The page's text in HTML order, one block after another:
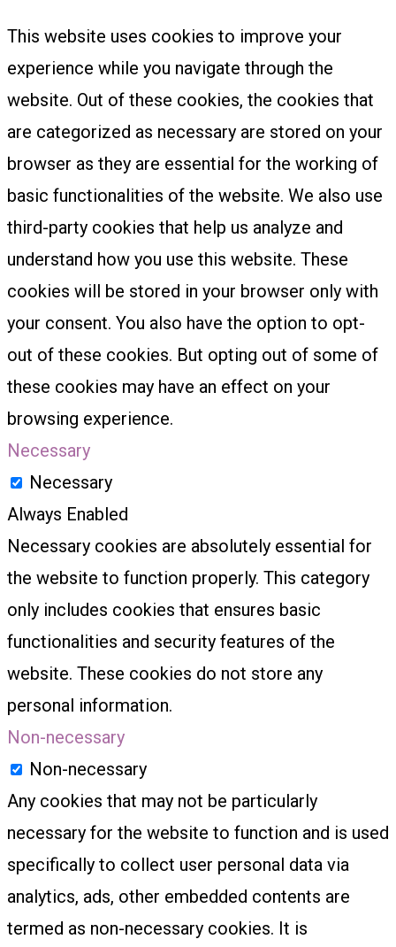
This website uses cookies to improve your
experience while you navigate through the
website. Out of these cookies, the cookies that
are categorized as necessary are stored on your
browser as they are essential for the working of
basic functionalities of the website. We also use
third-party cookies that help us analyze and
understand how you use this website. These
cookies will be stored in your browser only with
your consent. You also have the option to opt-
out of these cookies. But opting out of some of
these cookies may have an effect on your
browsing experience.
Necessary
Necessary
Always Enabled
Necessary cookies are absolutely essential for
the website to function properly. This category
only includes cookies that ensures basic
functionalities and security features of the
website. These cookies do not store any
personal information.
Non-necessary
Non-necessary
Any cookies that may not be particularly
necessary for the website to function and is used
specifically to collect user personal data via
analytics, ads, other embedded contents are
termed as non-necessary cookies. It is